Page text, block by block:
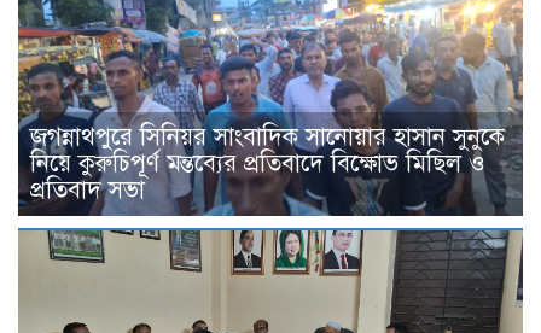
জগন্নাথপুরে সিনিয়র সাংবাদিক সানোয়ার হাসান সুনুকে
নিয়ে কুরুচিপূর্ণ মন্তব্যের প্রতিবাদে বিক্ষোভ মিছিল ও
প্রতিবাদ সভা